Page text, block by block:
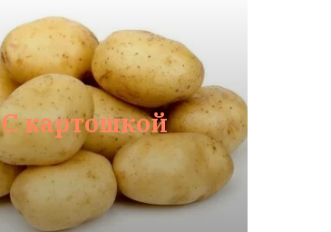
С картошкой